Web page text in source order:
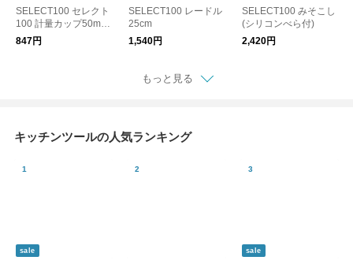
SELECT100 セレクト
100 計量カップ50ml
(2個組)
847円
SELECT100 レードル
25cm
1,540円
SELECT100 みそこし
(シリコンべら付)
2,420円
もっと見る
キッチンツールの人気ランキング
sale sale